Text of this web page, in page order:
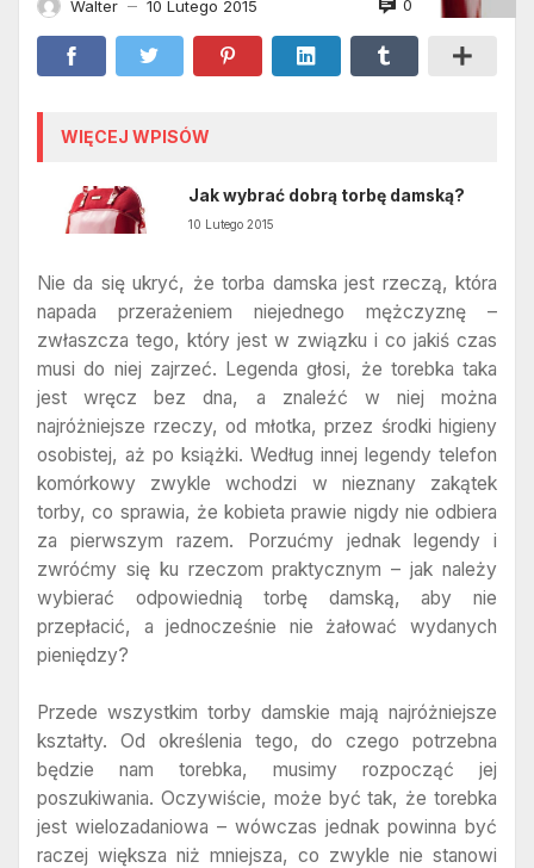
Walter — 10 Lutego 2015 0
WIĘCEJ WPISÓW
Jak wybrać dobrą torbę damską?
10 Lutego 2015
Nie da się ukryć, że torba damska jest rzeczą, która
napada przerażeniem niejednego mężczyznę –
zwłaszcza tego, który jest w związku i co jakiś czas
musi do niej zajrzeć. Legenda głosi, że torebka taka
jest wręcz bez dna, a znaleźć w niej można
najróżniejsze rzeczy, od młotka, przez środki higieny
osobistej, aż po książki. Według innej legendy telefon
komórkowy zwykle wchodzi w nieznany zakątek
torby, co sprawia, że kobieta prawie nigdy nie odbiera
za pierwszym razem. Porzućmy jednak legendy i
zwróćmy się ku rzeczom praktycznym – jak należy
wybierać odpowiednią torbę damską, aby nie
przepłacić, a jednocześnie nie żałować wydanych
pieniędzy?
Przede wszystkim torby damskie mają najróżniejsze
kształty. Od określenia tego, do czego potrzebna
będzie nam torebka, musimy rozpocząć jej
poszukiwania. Oczywiście, może być tak, że torebka
jest wielozadaniowa – wówczas jednak powinna być
raczej większa niż mniejsza, co zwykle nie stanowi